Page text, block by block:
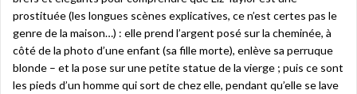
prostituée (les longues scènes explicatives, ce n’est certes pas le
genre de la maison…) : elle prend l’argent posé sur la cheminée, à
côté de la photo d’une enfant (sa fille morte), enlève sa perruque
blonde – et la pose sur une petite statue de la vierge ; puis ce sont
les pieds d’un homme qui sort de chez elle, pendant qu’elle se lave